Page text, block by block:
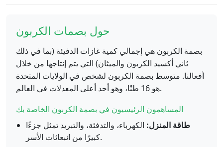
حول بصمات الكربون
بصمة الكربون هي إجمالي كمية غازات الدفيئة (بما في ذلك
ثاني أكسيد الكربون والميثان) التي يتم إنتاجها من خلال
أفعالنا. متوسط بصمة الكربون لشخص في الولايات المتحدة
هو 16 طنًا، وهو أحد أعلى المعدلات في العالم.
المساهمون الرئيسيون في بصمة الكربون الخاصة بك
طاقة المنزل: الكهرباء، والتدفئة، والتبريد تمثل جزءًا
كبيرًا من انبعاثات الأسر.